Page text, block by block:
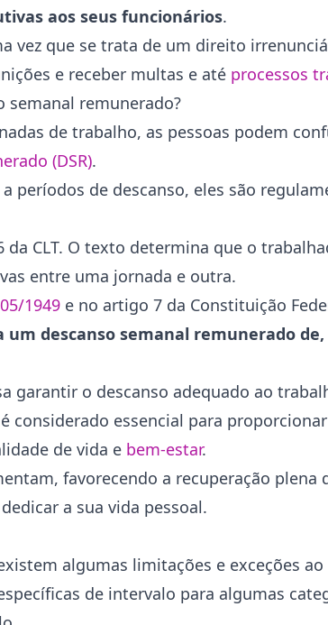
aos seus funcionários.
vez que se trata de um direito
e receber multas e até processos
semanal remunerado?
de trabalho, as pessoas podem
(DSR).
períodos de descanso, eles são
CLT. O texto determina que o
entre uma jornada e outra.
1949 e no artigo 7 da Constituição
descanso semanal remunerado
garantir o descanso adequado ao
considerado essencial para
de vida e bem-estar.
favorecendo a recuperação plena
a sua vida pessoal.
algumas limitações e exceções
de intervalo para algumas